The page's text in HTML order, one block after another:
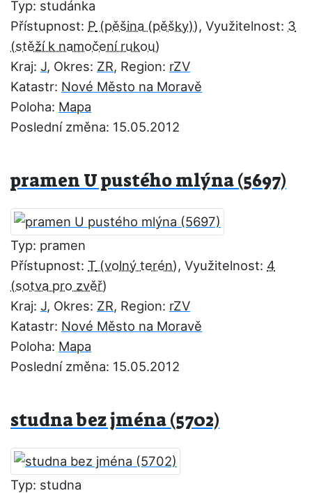
Typ: studánka
Přístupnost: P , Využitelnost: 3
Kraj: J, Okres: ZR, Region: rZV
Katastr: Nové Město na Moravě
Poloha: Mapa
Poslední změna: 15.05.2012
pramen U pustého mlýna (5697)
Typ: pramen
Přístupnost: T , Využitelnost: 4
Kraj: J, Okres: ZR, Region: rZV
Katastr: Nové Město na Moravě
Poloha: Mapa
Poslední změna: 15.05.2012
studna bez jména (5702)
Typ: studna